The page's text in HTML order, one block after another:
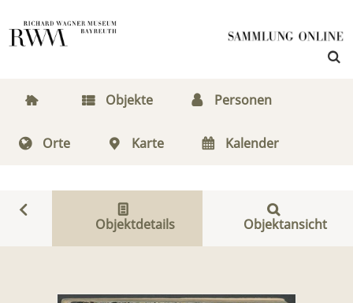
Objekte Personen
Orte Karte Kalender
Objektdetails Objektansicht